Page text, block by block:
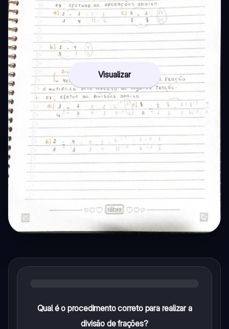
Visualizar
Qual é o procedimento correto para realizar a
divisão de frações?